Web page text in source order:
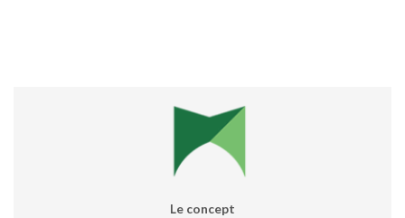
Le concept